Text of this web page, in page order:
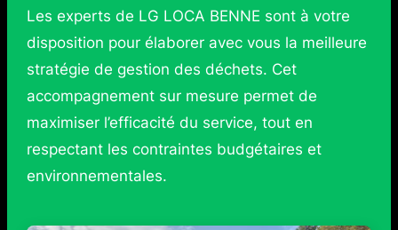
Les experts de LG LOCA BENNE sont à votre
disposition pour élaborer avec vous la meilleure
stratégie de gestion des déchets. Cet
accompagnement sur mesure permet de
maximiser l’efficacité du service, tout en
respectant les contraintes budgétaires et
environnementales.